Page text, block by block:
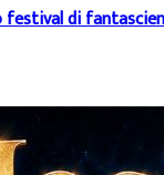
festival di